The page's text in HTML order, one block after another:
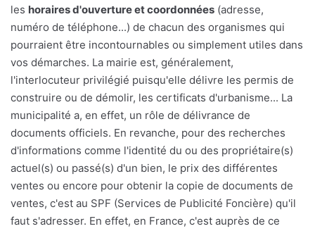
les horaires d'ouverture et coordonnées (adresse,
numéro de téléphone...) de chacun des organismes qui
pourraient être incontournables ou simplement utiles dans
vos démarches. La mairie est, généralement,
l'interlocuteur privilégié puisqu'elle délivre les permis de
construire ou de démolir, les certificats d'urbanisme... La
municipalité a, en effet, un rôle de délivrance de
documents officiels. En revanche, pour des recherches
d'informations comme l'identité du ou des propriétaire(s)
actuel(s) ou passé(s) d'un bien, le prix des différentes
ventes ou encore pour obtenir la copie de documents de
ventes, c'est au SPF (Services de Publicité Foncière) qu'il
faut s'adresser. En effet, en France, c'est auprès de ce